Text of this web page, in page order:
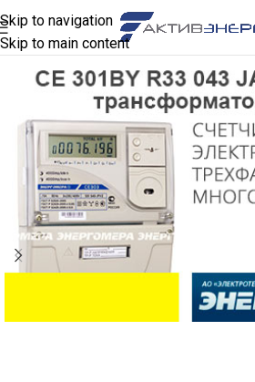
Skip to navigation
Skip to main content